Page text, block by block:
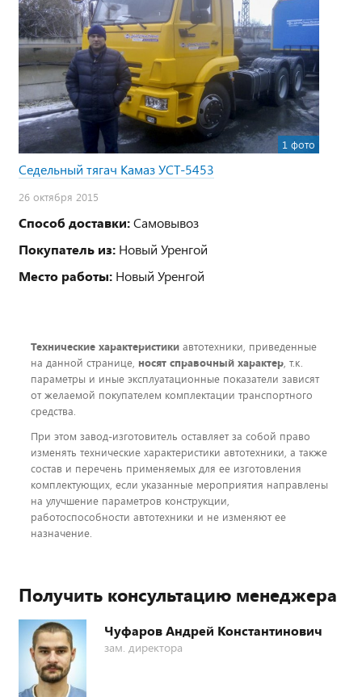
1 фото
Седельный тягач Камаз УСТ-5453
26 октября 2015
Способ доставки:Самовывоз
Покупатель из: Новый Уренгой
Место работы: Новый Уренгой
Технические характеристики автотехники, приведенные
на данной странице, носят справочный характер, т.к.
параметры и иные эксплуатационные показатели зависят
от желаемой покупателем комплектации транспортного
средства.
При этом завод-изготовитель оставляет за собой право
изменять технические характеристики автотехники, а также
состав и перечень применяемых для ее изготовления
комплектующих, если указанные мероприятия направлены
на улучшение параметров конструкции,
работоспособности автотехники и не изменяют ее
назначение.
Получить консультацию менеджера
Чуфаров Андрей Константинович
зам. директора